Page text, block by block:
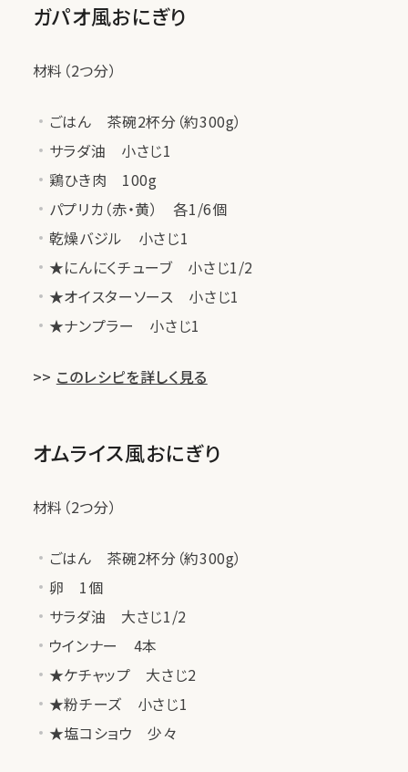
ガパオ風おにぎり
材料（2つ分）
ごはん 茶碗2杯分（約300g）
サラダ油 小さじ1
鶏ひき肉 100g
パプリカ（赤・黄） 各1/6個
乾燥バジル 小さじ1
★にんにくチューブ 小さじ1/2
★オイスターソース 小さじ1
★ナンプラー 小さじ1
>> このレシピを詳しく見る
オムライス風おにぎり
材料（2つ分）
ごはん 茶碗2杯分（約300g）
卵 1個
サラダ油 大さじ1/2
ウインナー 4本
★ケチャップ 大さじ2
★粉チーズ 小さじ1
★塩コショウ 少々